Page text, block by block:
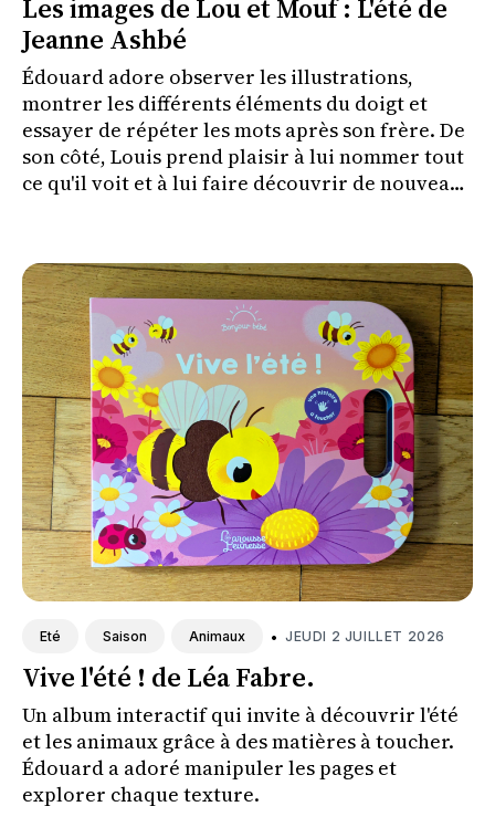
Les images de Lou et Mouf : L'été de
Jeanne Ashbé
Édouard adore observer les illustrations,
montrer les différents éléments du doigt et
essayer de répéter les mots après son frère. De
son côté, Louis prend plaisir à lui nommer tout
ce qu'il voit et à lui faire découvrir de nouveaux
Eté Saison Animaux • JEUDI 2 JUILLET 2026
Vive l'été ! de Léa Fabre.
Un album interactif qui invite à découvrir l'été
et les animaux grâce à des matières à toucher.
Édouard a adoré manipuler les pages et
explorer chaque texture.